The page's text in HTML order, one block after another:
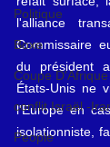
Politique
Boxe
Coupe D'Afrique
conflit Israël -
People
l'alliance
Commissaire
du président
États-Unis ne
l'Europe en
isolationniste,